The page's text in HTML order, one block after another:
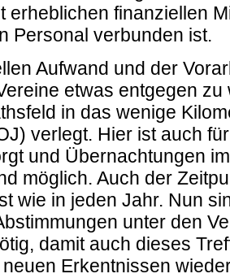
erheblichen finanziellen
Personal verbunden ist.
Aufwand und der
etwas entgegen
in das wenige
verlegt. Hier ist auch
und Übernachtungen
möglich. Auch der
wie in jeden Jahr. Nun
unter den
damit auch dieses
Erkentnissen